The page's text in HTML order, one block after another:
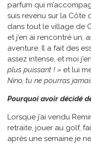
parfum qui
suis revenu sur la Côte
dans tout le village de
et j’en ai rencontré un,
aventure. Il a fait des
assez intense, et moi
plus puissant ! » et lui
Nino, tu ne pourras
Pourquoi avoir décidé
Lorsque j’ai vendu
retraite, jouer au golf,
après une semaine je